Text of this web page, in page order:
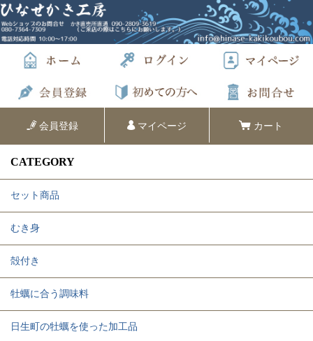
会員登録 マイページ カート
CATEGORY
セット商品
むき身
殻付き
牡蠣に合う調味料
日生町の牡蠣を使った加工品